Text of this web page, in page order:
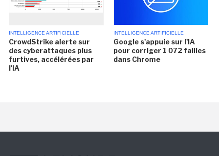
INTELLIGENCE ARTIFICIELLE
CrowdStrike alerte sur
des cyberattaques plus
furtives, accélérées par
l'IA
INTELLIGENCE ARTIFICIELLE
Google s'appuie sur l'IA
pour corriger 1 072 failles
dans Chrome